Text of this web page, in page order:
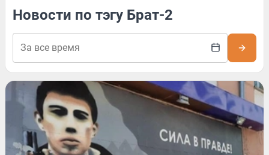
Новости по тэгу Брат-2